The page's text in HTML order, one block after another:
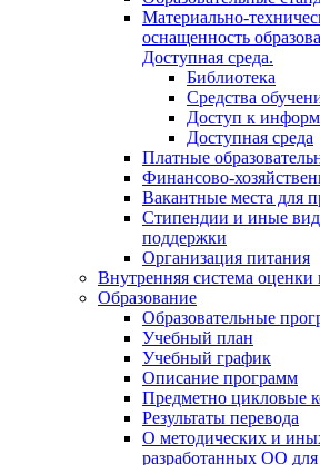
Материально-
оснащенность
Доступная среда.
Библиотека
Средства
Доступ к
Доступная среда
Платные
Финансово-
Вакантные места для
Стипендии и иные
поддержки
Организация питания
Внутренняя система оценки
Образование
Образовательные
Учебный план
Учебный график
Описание программ
Предметно цикловые
Результаты перевода
О методических и
разработанных ОО для